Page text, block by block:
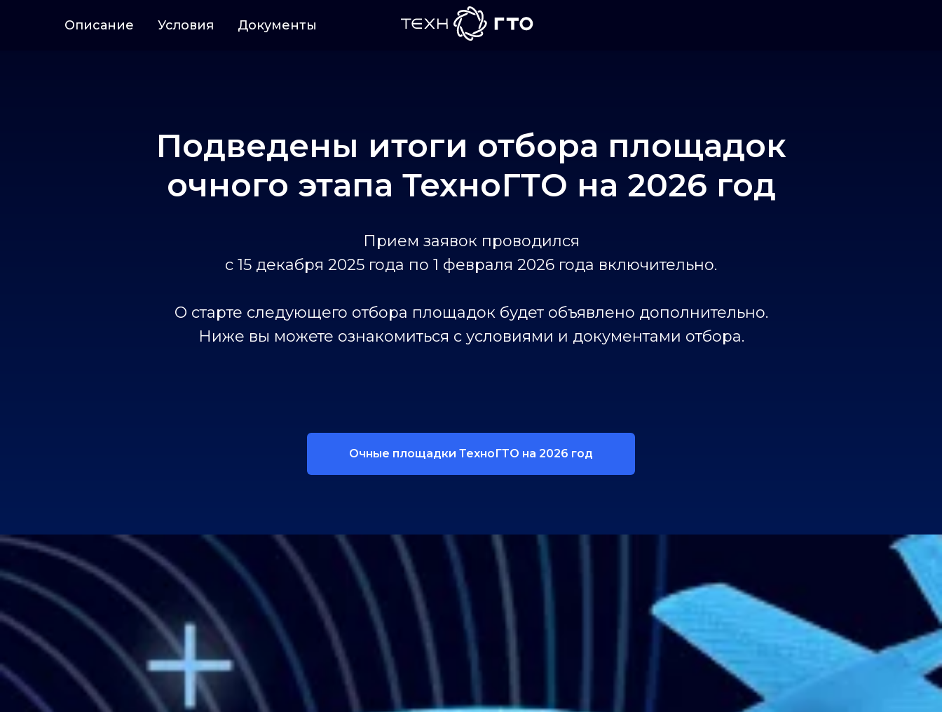
Описание Условия Документы
Подведены итоги отбора площадок
очного этапа ТехноГТО на 2026 год
Прием заявок проводился
с 15 декабря 2025 года по 1 февраля 2026 года включительно.
О старте следующего отбора площадок будет объявлено дополнительно.
Ниже вы можете ознакомиться с условиями и документами отбора.
Очные площадки ТехноГТО на 2026 год